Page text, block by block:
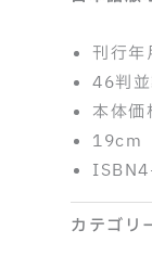
刊行
46判
本体
19cm
カテゴリ